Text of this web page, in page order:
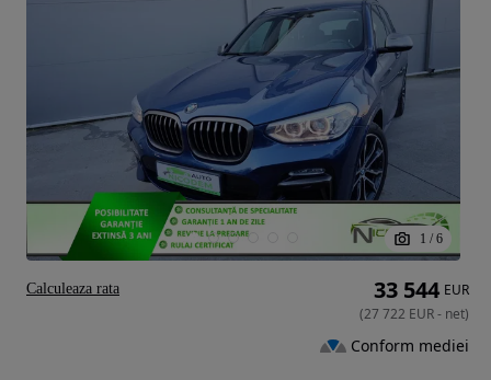
1 / 6
33 544 EUR
(27 722 EUR- net)
Conform mediei
Calculeaza rata